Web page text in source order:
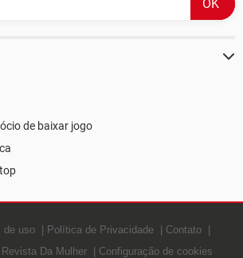
de baixar jogo
de uso Política de Privacidade
Contato
Da Mulher Configuração de cookies